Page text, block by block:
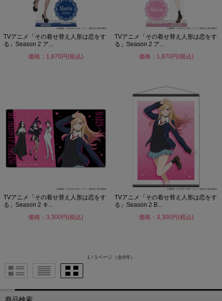
TVアニメ「その着せ替え人形は恋をす
る」Season 2 ア...
価格：1,870円(税込)
TVアニメ「その着せ替え人形は恋をす
る」Season 2 ア...
価格：1,870円(税込)
TVアニメ「その着せ替え人形は恋をす
る」Season 2 キ...
価格：3,300円(税込)
TVアニメ「その着せ替え人形は恋をす
る」Season 2 B...
価格：3,300円(税込)
1 / 1ページ （全8件）